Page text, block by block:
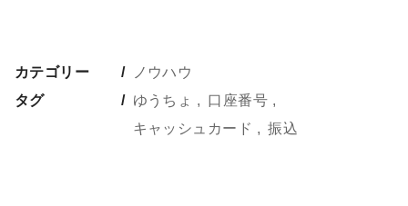
カテゴリー
ノウハウ
タグ
ゆうちょ
口座番号
キャッシュカード
振込